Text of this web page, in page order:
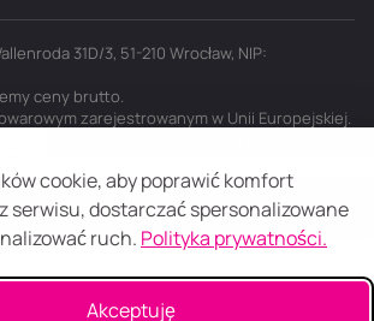
cookie, aby poprawić komfort
serwisu, dostarczać spersonalizowane
ruch. Polityka prywatności.
Akceptuję
Do koszyka
31D/3, 51-210 Wrocław, NIP:
ceny brutto.
zarejestrowanym w Unii Europejskiej.